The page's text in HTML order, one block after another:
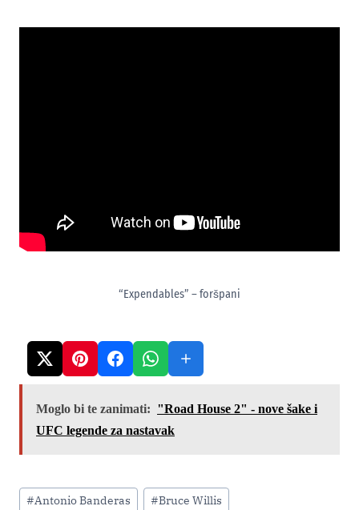
“Expendables” – foršpani
Moglo bi te zanimati: "Road House 2" - nove šake i
UFC legende za nastavak
Post
#Antonio Banderas #Bruce Willis